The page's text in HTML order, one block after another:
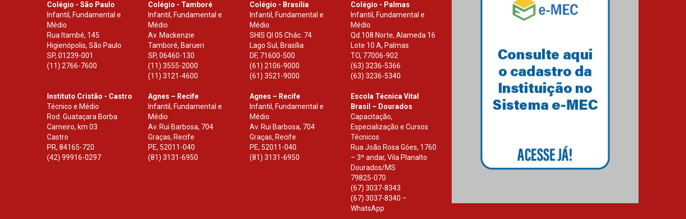
Colégio - São Paulo
Infantil, Fundamental e
Médio
Rua Itambé, 145
Higienópolis, São Paulo
SP, 01239-001
(11) 2766-7600
Colégio - Tamboré
Infantil, Fundamental e
Médio
Av. Mackenzie
Tamboré, Barueri
SP,06460-130
(11) 3555-2000
(11) 3121-4600
Colégio - Brasília
Infantil, Fundamental e
Médio
SHIS Ql 05 Chác. 74
Lago Sul, Brasília
DF, 71600-500
(61) 2106-9000
(61) 3521-9000
Colégio - Palmas
Infantil, Fundamental e
Médio
Qd.108 Norte, Alameda 16
Lote 10 A, Palmas
TO, 77006-902
(63) 3236-5366
(63) 3236-5340
Instituto Cristão - Castro
Técnico e Médio
Rod. Guataçara Borba
Carneiro, km 03
Castro
PR, 84165-720
(42) 99916-0297
Agnes – Recife
Infantil, Fundamental e
Médio
Av. Rui Barbosa, 704
Graças, Recife
PE, 52011-040
(81) 3131-6950
Agnes – Recife
Infantil, Fundamental e
Médio
Av. Rui Barbosa, 704
Graças, Recife
PE, 52011-040
(81) 3131-6950
Escola Técnica Vital
Brasil – Dourados
Capacitação,
Especialização e Cursos
Técnicos
Rua João Rosa Góes, 1760
– 3º andar, Vila Planalto
Dourados/MS
79825-070
(67) 3037-8343
(67) 3037-8340 –
WhatsApp